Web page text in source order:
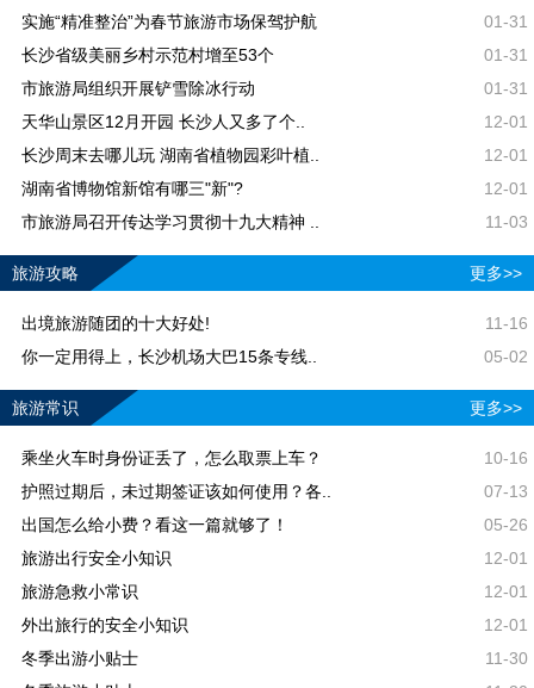
实施“精准整治”为春节旅游市场保驾护航
01-31
长沙省级美丽乡村示范村增至53个
01-31
市旅游局组织开展铲雪除冰行动
01-31
天华山景区12月开园 长沙人又多了个..
12-01
长沙周末去哪儿玩 湖南省植物园彩叶植..
12-01
湖南省博物馆新馆有哪三"新"?
12-01
市旅游局召开传达学习贯彻十九大精神 ..
11-03
旅游攻略 更多>>
出境旅游随团的十大好处!
11-16
你一定用得上，长沙机场大巴15条专线..
05-02
旅游常识 更多>>
乘坐火车时身份证丢了，怎么取票上车？
10-16
护照过期后，未过期签证该如何使用？各..
07-13
出国怎么给小费？看这一篇就够了！
05-26
旅游出行安全小知识
12-01
旅游急救小常识
12-01
外出旅行的安全小知识
12-01
冬季出游小贴士
11-30